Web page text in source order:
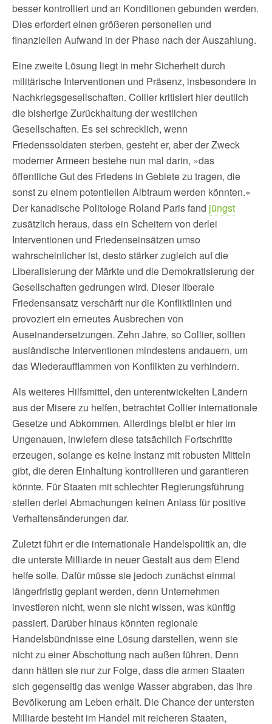
besser kontrolliert und an Konditionen gebunden werden.
Dies erfordert einen größeren personellen und
finanziellen Aufwand in der Phase nach der Auszahlung.
Eine zweite Lösung liegt in mehr Sicherheit durch
militärische Interventionen und Präsenz, insbesondere in
Nachkriegsgesellschaften. Collier kritisiert hier deutlich
die bisherige Zurückhaltung der westlichen
Gesellschaften. Es sei schrecklich, wenn
Friedenssoldaten sterben, gesteht er, aber der Zweck
moderner Armeen bestehe nun mal darin, »das
öffentliche Gut des Friedens in Gebiete zu tragen, die
sonst zu einem potentiellen Albtraum werden könnten.«
Der kanadische Politologe Roland Paris fand jüngst
zusätzlich heraus, dass ein Scheitern von derlei
Interventionen und Friedenseinsätzen umso
wahrscheinlicher ist, desto stärker zugleich auf die
Liberalisierung der Märkte und die Demokratisierung der
Gesellschaften gedrungen wird. Dieser liberale
Friedensansatz verschärft nur die Konfliktlinien und
provoziert ein erneutes Ausbrechen von
Auseinandersetzungen. Zehn Jahre, so Collier, sollten
ausländische Interventionen mindestens andauern, um
das Wiederaufflammen von Konflikten zu verhindern.
Als weiteres Hilfsmittel, den unterentwickelten Ländern
aus der Misere zu helfen, betrachtet Collier internationale
Gesetze und Abkommen. Allerdings bleibt er hier im
Ungenauen, inwiefern diese tatsächlich Fortschritte
erzeugen, solange es keine Instanz mit robusten Mitteln
gibt, die deren Einhaltung kontrollieren und garantieren
könnte. Für Staaten mit schlechter Regierungsführung
stellen derlei Abmachungen keinen Anlass für positive
Verhaltensänderungen dar.
Zuletzt führt er die internationale Handelspolitik an, die
die unterste Milliarde in neuer Gestalt aus dem Elend
helfe solle. Dafür müsse sie jedoch zunächst einmal
längerfristig geplant werden, denn Unternehmen
investieren nicht, wenn sie nicht wissen, was künftig
passiert. Darüber hinaus könnten regionale
Handelsbündnisse eine Lösung darstellen, wenn sie
nicht zu einer Abschottung nach außen führen. Denn
dann hätten sie nur zur Folge, dass die armen Staaten
sich gegenseitig das wenige Wasser abgraben, das ihre
Bevölkerung am Leben erhält. Die Chance der untersten
Milliarde besteht im Handel mit reicheren Staaten,